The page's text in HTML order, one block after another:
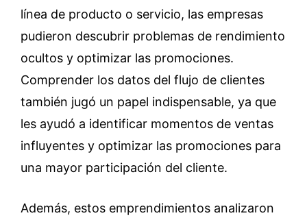
línea de producto o servicio, las empresas
pudieron descubrir problemas de rendimiento
ocultos y optimizar las promociones.
Comprender los datos del flujo de clientes
también jugó un papel indispensable, ya que
les ayudó a identificar momentos de ventas
influyentes y optimizar las promociones para
una mayor participación del cliente.
Además, estos emprendimientos analizaron